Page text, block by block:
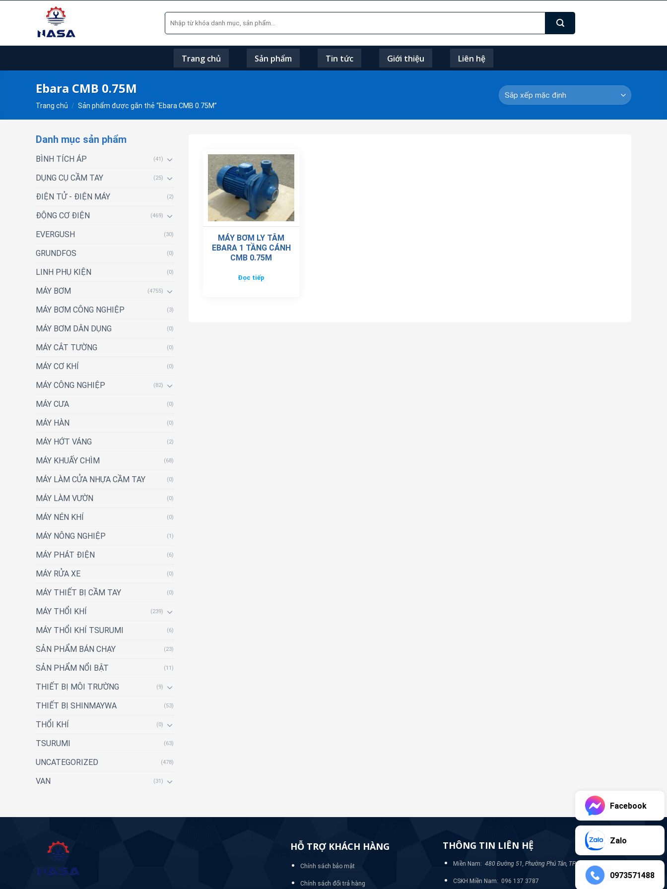
Tìm
kiếm:
Trang chủ Sản phẩm Tin tức Giới thiệu Liên hệ
Ebara CMB 0.75M
Trang chủ / Sản phẩm được gắn thẻ “Ebara CMB 0.75M”
Danh mục sản phẩm
BÌNH TÍCH ÁP (41)
DỤNG CỤ CẦM TAY (25)
ĐIỆN TỬ - ĐIỆN MÁY (2)
ĐỘNG CƠ ĐIỆN (469)
EVERGUSH (30)
GRUNDFOS (0)
LINH PHỤ KIỆN (0)
MÁY BƠM (4755)
MÁY BƠM CÔNG NGHIỆP (3)
MÁY BƠM DÂN DỤNG (0)
MÁY CẮT TƯỜNG (0)
MÁY CƠ KHÍ (0)
MÁY CÔNG NGHIỆP (82)
MÁY CƯA (0)
MÁY HÀN (0)
MÁY HỚT VÁNG (2)
MÁY KHUẤY CHÌM (68)
MÁY LÀM CỬA NHỰA CẦM TAY (0)
MÁY LÀM VƯỜN (0)
MÁY NÉN KHÍ (0)
MÁY NÔNG NGHIỆP (1)
MÁY PHÁT ĐIỆN (6)
MÁY RỬA XE (0)
MÁY THIẾT BỊ CẦM TAY (0)
MÁY THỔI KHÍ (239)
MÁY THỔI KHÍ TSURUMI (6)
SẢN PHẨM BÁN CHẠY (23)
SẢN PHẨM NỔI BẬT (11)
THIẾT BỊ MÔI TRƯỜNG (9)
THIẾT BỊ SHINMAYWA (53)
THỔI KHÍ (0)
TSURUMI (63)
UNCATEGORIZED (478)
VAN (31)
MÁY BƠM LY TÂM
EBARA 1 TẦNG CÁNH
CMB 0.75M
Đọc tiếp
HỖ TRỢ KHÁCH HÀNG
Chính sách bảo mật
Chính sách đổi trả hàng
THÔNG TIN LIÊN HỆ
Miền Nam: 480 Đường 51, Phường Phú Tân, TP Bình Dương
CSKH Miền Nam: 096 137 3787
Facebook
Zalo
0973571488